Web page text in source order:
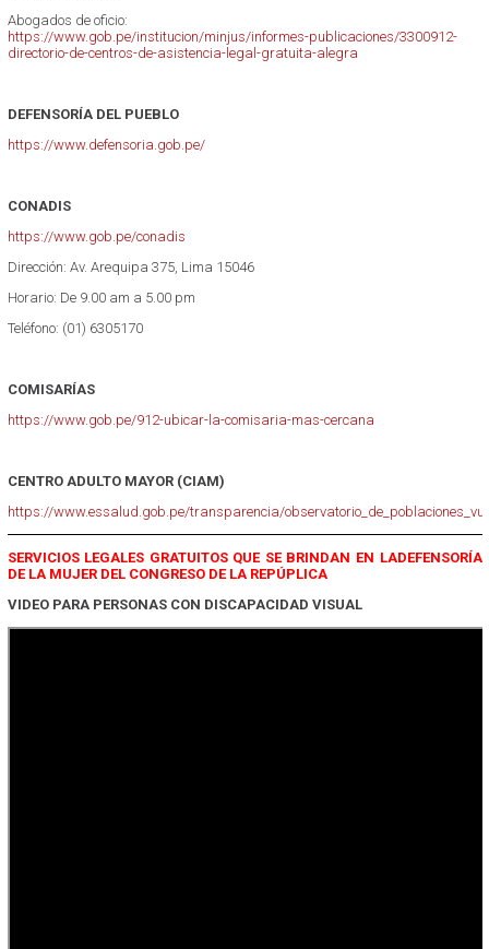
Abogados de oficio:
https://www.gob.pe/institucion/minjus/informes-publicaciones/3300912-
directorio-de-centros-de-asistencia-legal-gratuita-alegra
DEFENSORÍA DEL PUEBLO
https://www.defensoria.gob.pe/
CONADIS
https://www.gob.pe/conadis
Dirección: Av. Arequipa 375, Lima 15046
Horario: De 9.00 am a 5.00 pm
Teléfono: (01) 6305170
COMISARÍAS
https://www.gob.pe/912-ubicar-la-comisaria-mas-cercana
CENTRO ADULTO MAYOR (CIAM)
https://www.essalud.gob.pe/transparencia/
SERVICIOS LEGALES GRATUITOS QUE SE BRINDAN EN LADEFENSORÍA
DE LA MUJER DEL CONGRESO DE LA REPÚPLICA
VIDEO PARA PERSONAS CON DISCAPACIDAD VISUAL